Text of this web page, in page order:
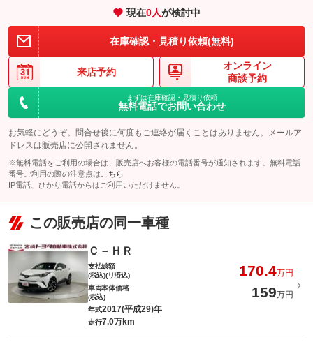
現在0人が検討中
在庫確認・見積り依頼(無料)
来店予約
オンライン
商談予約
まずは在庫確認・見積り依頼
無料電話でお問い合わせ
お気軽にどうぞ。問合せ後に何度もご連絡が届くことはありません。メールア
ドレスは販売店に公開されません。
※無料電話をご利用の場合は、販売店へお客様の電話番号が通知されます。無料電話
番号ご利用の際の注意点は こちら
IP電話、ひかり電話からはご利用いただけません。
この販売店の同一車種
Ｃ－ＨＲ
支払総額
(税込)(リ済込)
170.4万円
車両本体価格
(税込)
159万円
年式2017(平成29)年
走行7.0万km